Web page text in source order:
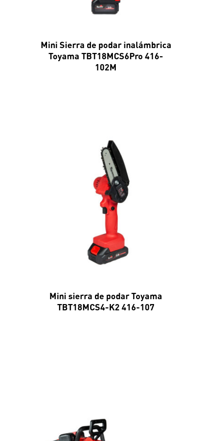
Mini Sierra de podar inalámbrica
Toyama TBT18MCS6Pro 416-
102M
Mini sierra de podar Toyama
TBT18MCS4-K2 416-107